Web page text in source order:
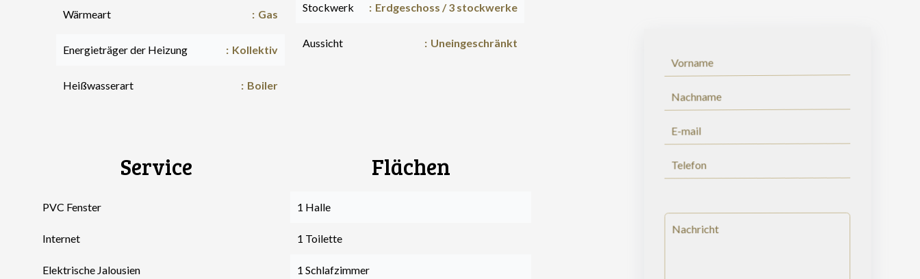
Wärmeart Gas
Energieträger der Heizung Kollektiv
Heißwasserart Boiler
Stockwerk Erdgeschoss / 3 stockwerke
Aussicht Uneingeschränkt
Service
PVC Fenster
Internet
Elektrische Jalousien
Flächen
1 Halle
1 Toilette
1 Schlafzimmer